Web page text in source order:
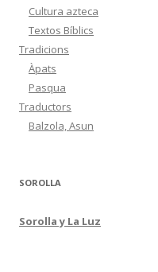
Cultura azteca
Textos Bíblics
Tradicions
Àpats
Pasqua
Traductors
Balzola, Asun
SOROLLA
Sorolla y La Luz